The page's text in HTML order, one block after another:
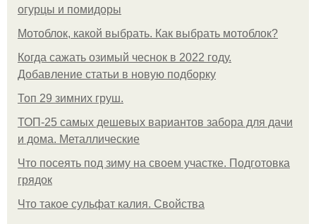
огурцы и помидоры
Мотоблок, какой выбрать. Как выбрать мотоблок?
Когда сажать озимый чеснок в 2022 году.
Добавление статьи в новую подборку
Топ 29 зимних груш.
ТОП-25 самых дешевых вариантов забора для дачи
и дома. Металлические
Что посеять под зиму на своем участке. Подготовка
грядок
Что такое сульфат калия. Свойства